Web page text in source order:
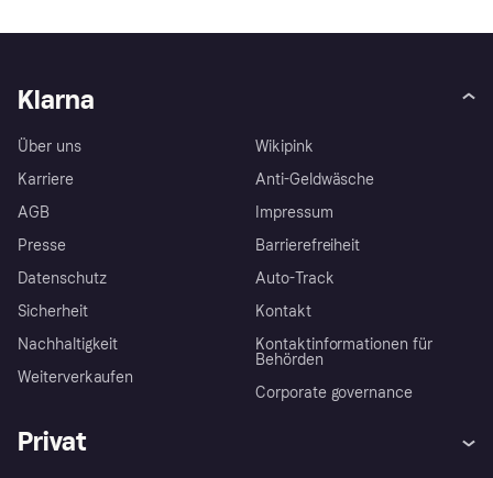
Klarna
Über uns
Karriere
AGB
Presse
Datenschutz
Sicherheit
Nachhaltigkeit
Weiterverkaufen
Wikipink
Anti-Geldwäsche
Impressum
Barrierefreiheit
Auto-Track
Kontakt
Kontaktinformationen für
Behörden
Corporate governance
Privat